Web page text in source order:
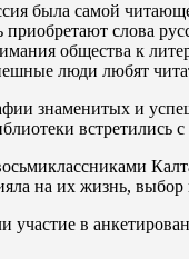
была самой
приобретают слова
общества к
люди любят
знаменитых и
встретились
на их жизнь, выбор
участие в